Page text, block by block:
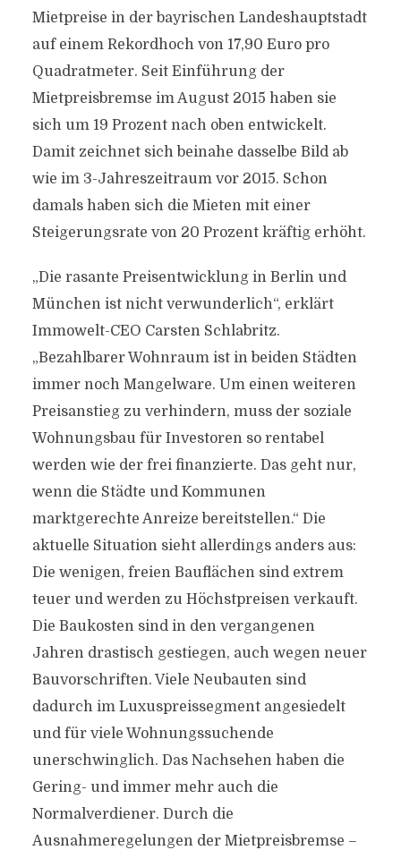
Mietpreise in der bayrischen Landeshauptstadt
auf einem Rekordhoch von 17,90 Euro pro
Quadratmeter. Seit Einführung der
Mietpreisbremse im August 2015 haben sie
sich um 19 Prozent nach oben entwickelt.
Damit zeichnet sich beinahe dasselbe Bild ab
wie im 3-Jahreszeitraum vor 2015. Schon
damals haben sich die Mieten mit einer
Steigerungsrate von 20 Prozent kräftig erhöht.
„Die rasante Preisentwicklung in Berlin und
München ist nicht verwunderlich“, erklärt
Immowelt-CEO Carsten Schlabritz.
„Bezahlbarer Wohnraum ist in beiden Städten
immer noch Mangelware. Um einen weiteren
Preisanstieg zu verhindern, muss der soziale
Wohnungsbau für Investoren so rentabel
werden wie der frei finanzierte. Das geht nur,
wenn die Städte und Kommunen
marktgerechte Anreize bereitstellen.“ Die
aktuelle Situation sieht allerdings anders aus:
Die wenigen, freien Bauflächen sind extrem
teuer und werden zu Höchstpreisen verkauft.
Die Baukosten sind in den vergangenen
Jahren drastisch gestiegen, auch wegen neuer
Bauvorschriften. Viele Neubauten sind
dadurch im Luxuspreissegment angesiedelt
und für viele Wohnungssuchende
unerschwinglich. Das Nachsehen haben die
Gering- und immer mehr auch die
Normalverdiener. Durch die
Ausnahmeregelungen der Mietpreisbremse –